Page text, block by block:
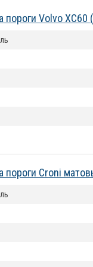
пороги Volvo
пороги Croni